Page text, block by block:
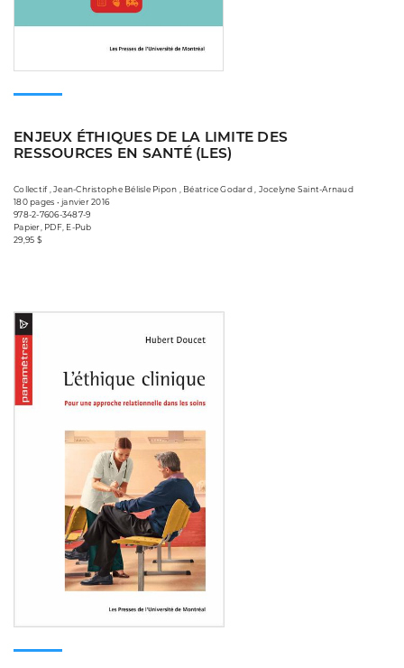
ENJEUX ÉTHIQUES DE LA LIMITE DES
RESSOURCES EN SANTÉ (LES)
Collectif , Jean-Christophe Bélisle Pipon , Béatrice Godard , Jocelyne Saint-Arnaud
180 pages • janvier 2016
978-2-7606-3487-9
Papier, PDF, E-Pub
29,95 $